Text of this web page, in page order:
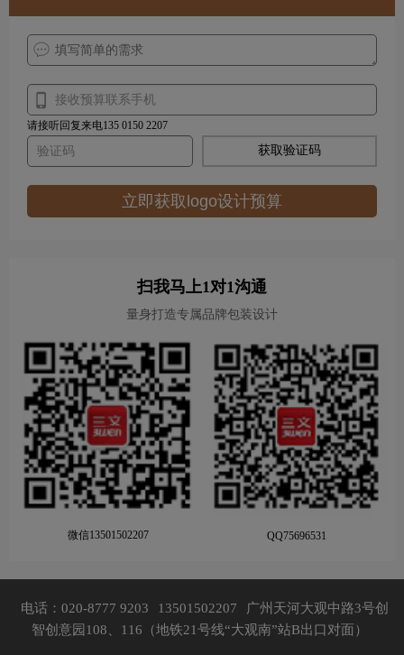
请接听回复来电135 0150 2207
获取验证码
立即获取logo设计预算
扫我马上1对1沟通
量身打造专属品牌包装设计
微信13501502207 QQ75696531
电话：020-8777 9203 13501502207
广州天河大观中路3号创
智创意园108、116（地铁21号线“大观南”站B出口对面）